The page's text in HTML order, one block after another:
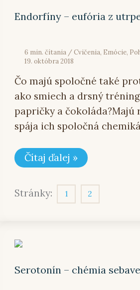
Endorfíny – eufória z
6 min. čítania/Cvičenia, Emócie,
19. októbra 2018
Čo majú spoločné také
ako smiech a drsný
papričky a čokoláda?Majú
spája ich spoločná
z
utrpenia
Čítaj ďalej »
Stránky: 1 2
Serotonín – chémia
sebavedomia